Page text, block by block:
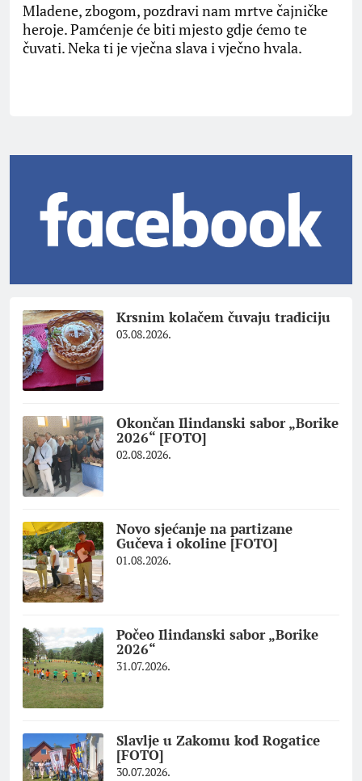
Mladene, zbogom, pozdravi nam mrtve čajničke
heroje. Pamćenje će biti mjesto gdje ćemo te
čuvati. Neka ti je vječna slava i vječno hvala.
Krsnim kolačem čuvaju tradiciju
03.08.2026.
Okončan Ilindanski sabor „Borike
2026“ [FOTO]
02.08.2026.
Novo sjećanje na partizane
Gučeva i okoline [FOTO]
01.08.2026.
Počeo Ilindanski sabor „Borike
2026“
31.07.2026.
Slavlje u Zakomu kod Rogatice
[FOTO]
30.07.2026.